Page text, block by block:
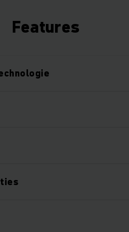
Features